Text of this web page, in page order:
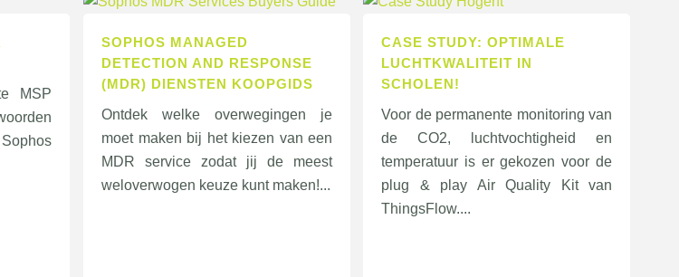
MSP
SOPHOS MANAGED
DETECTION AND RESPONSE
(MDR) DIENSTEN KOOPGIDS
Ontdek welke overwegingen je
moet maken bij het kiezen van een
MDR service zodat jij de meest
weloverwogen keuze kunt maken!...
CASE STUDY: OPTIMALE
LUCHTKWALITEIT IN
SCHOLEN!
Voor de permanente monitoring van
de CO2, luchtvochtigheid en
temperatuur is er gekozen voor de
plug & play Air Quality Kit van
ThingsFlow....